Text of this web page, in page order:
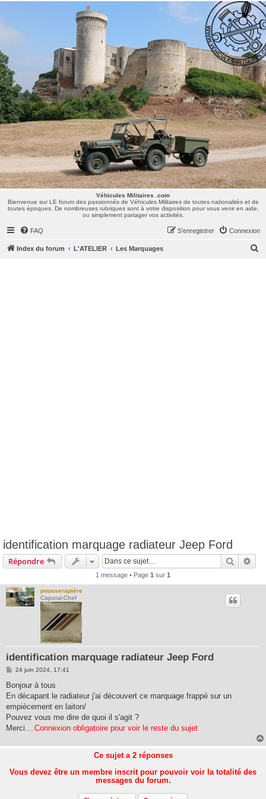
Véhicules Militaires .com
Bienvenue sur LE forum des passionnés de Véhicules Militaires de toutes nationalités et de
toutes époques. De nombreuses rubriques sont à votre disposition pour vous venir en aide,
ou simplement partager vos activités.
Véhicules Militaires .com
Bienvenue sur LE forum des passionnés de Véhicules Militaires de toutes nationalités et de
toutes époques. De nombreuses rubriques sont à votre disposition pour vous venir en aide,
ou simplement partager vos activités.
FAQ Connexion
S’enregistrer
Index du forum L'ATELIER Les Marquages
identification marquage radiateur Jeep Ford
Répondre
1 message • Page 1 sur 1
pousserapière
Caporal-Chef
identification marquage radiateur Jeep Ford
M
s
a
g
24 juin 2024, 17:41
Bonjour à tous
En décapant le radiateur j'ai découvert ce marquage frappé sur un
empiècement en laiton/
Pouvez vous me dire de quoi il s'agit ?
Merci.
...Connexion obligatoire pour voir le reste du sujet
Ce sujet a 2réponses
Vous devez être un membre inscrit pour pouvoir voir la totalité des
messages du forum.